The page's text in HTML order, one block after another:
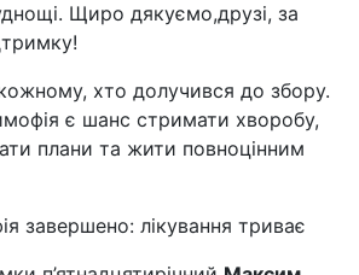
Щиро дякуємо,друзі, за
хто долучився до збору.
є шанс стримати хворобу,
плани та жити повноцінним